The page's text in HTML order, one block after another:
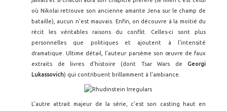
où Nikolai retrouve son ancienne amante Jena sur le champ de
bataille), aucun n’est mauvais. Enfin, on découvre à la moitié du
récit les véritables raisons du conflit. Celles-ci sont plus
personnelles que politiques et ajoutent à l’intensité
dramatique. Ultime détail, l’auteur parsème son œuvre de faux
extraits de livres d’histoire (dont Tsar Wars de Georgi
Lukassovich) qui contribuent brillamment à l’ambiance.
L’autre attrait majeur de la série, c’est son casting haut en